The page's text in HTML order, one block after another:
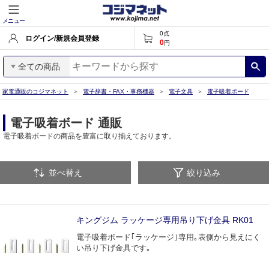
メニュー
ログイン/新規会員登録
0点
0円
全ての商品
家電通販のコジマネット 電子辞書・FAX・事務機器 電子文具 電子吸着ボード
電子吸着ボード 通販
電子吸着ボードの商品を豊富に取り揃えております。
並べ替え 絞り込み
キングジム ラッケージ専用吊り下げ金具 RK01
電子吸着ボード｢ラッケージ｣専用｡表側から見えにく
い吊り下げ金具です｡